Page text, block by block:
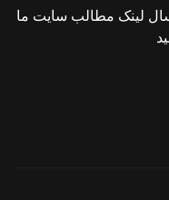
لینک مطالب سایت ما